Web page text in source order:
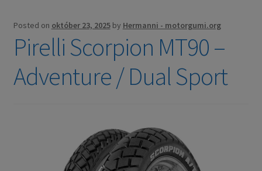
Posted on október 23, 2025 by Hermanni - motorgumi.org
Pirelli Scorpion MT90 –
Adventure / Dual Sport